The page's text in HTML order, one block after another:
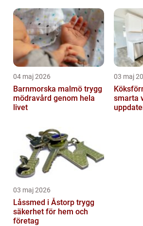
04 maj 2026
Barnmorska malmö trygg
mödravård genom hela
livet
03 maj
smarta
03 maj 2026
Låssmed i Åstorp trygg
säkerhet för hem och
företag